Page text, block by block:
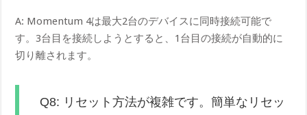
A: Momentum 4は最大2台のデバイスに同時接続可能で
す。3台目を接続しようとすると、1台目の接続が自動的に
切り離されます。
Q8: リセット方法が複雑です。簡単なリセッ